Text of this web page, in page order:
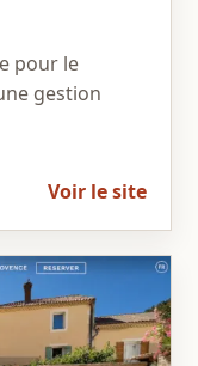
pour le
gestion
Voir le site